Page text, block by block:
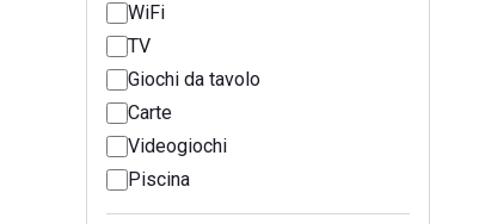
WiFi
TV
Giochi da tavolo
Carte
Videogiochi
Piscina